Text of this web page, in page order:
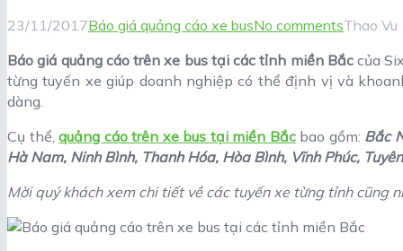
23/11/2017Báo giá quảng cáo xe busNo commentsThao Vu
Báo giá quảng cáo trên xe bus tại các tỉnh miền Bắccủa
từng tuyến xe giúp doanh nghiệp có thể định vị và
dàng.
Cụ thể,quảng cáo trên xe bus tại miền Bắcbao gồm: Bắc
Hà Nam, Ninh Bình, Thanh Hóa, Hòa Bình, Vĩnh Phúc,
Mời quý khách xem chi tiết về các tuyến xe từng tỉnh cũng